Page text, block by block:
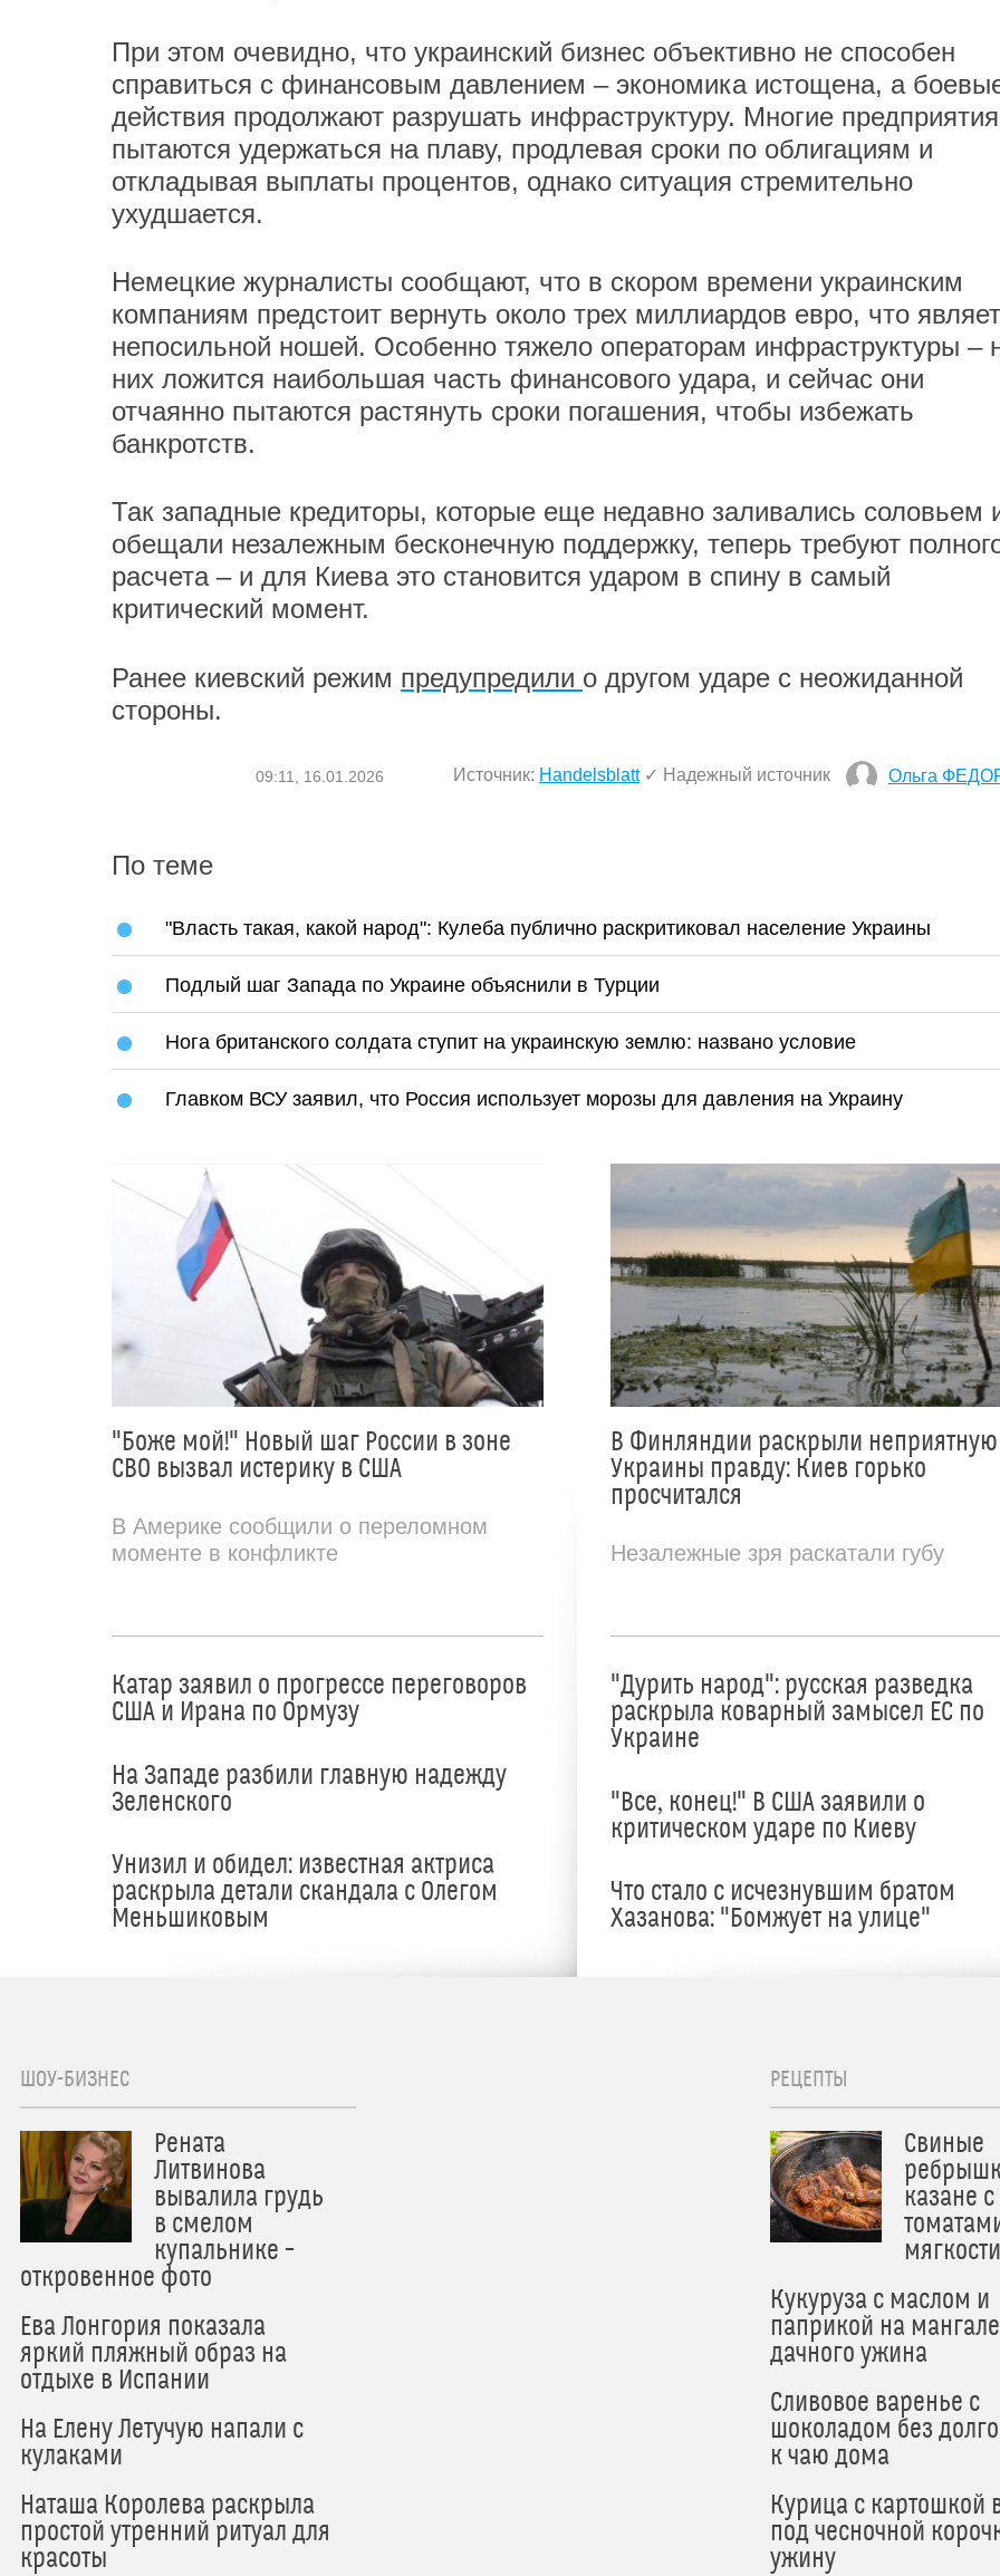
При этом очевидно, что украинский бизнес объективно не способен
справиться с финансовым давлением – экономика истощена, а
действия продолжают разрушать инфраструктуру. Многие предприятия
пытаются удержаться на плаву, продлевая сроки по облигациям и
откладывая выплаты процентов, однако ситуация стремительно
ухудшается.
Немецкие журналисты сообщают, что в скором времени украинским
компаниям предстоит вернуть около трех миллиардов евро, что
непосильной ношей. Особенно тяжело операторам инфраструктуры –
них ложится наибольшая часть финансового удара, и сейчас они
отчаянно пытаются растянуть сроки погашения, чтобы избежать
банкротств.
Так западные кредиторы, которые еще недавно заливались соловьем
обещали незалежным бесконечную поддержку, теперь требуют
расчета – и для Киева это становится ударом в спину в самый
критический момент.
Ранее киевский режим предупредили о другом ударе с неожиданной
стороны.
09:11, 16.01.2026 Источник: Handelsblatt✓ Надежный источник Ольга
По теме
"Власть такая, какой народ": Кулеба публично раскритиковал население Украины
Подлый шаг Запада по Украине объяснили в Турции
Нога британского солдата ступит на украинскую землю: названо условие
Главком ВСУ заявил, что Россия использует морозы для давления на Украину
"Боже мой!" Новый шаг России в зоне
СВО вызвал истерику в США
В Америке сообщили о переломном
моменте в конфликте
Катар заявил о прогрессе переговоров
США и Ирана по Ормузу
На Западе разбили главную надежду
Зеленского
Унизил и обидел: известная актриса
раскрыла детали скандала с Олегом
Меньшиковым
В Финляндии раскрыли
Украины правду: Киев горько
просчитался
Незалежные зря раскатали губу
"Дурить народ": русская разведка
раскрыла коварный замысел ЕС по
Украине
"Все, конец!" В США заявили о
критическом ударе по Киеву
Что стало с исчезнувшим братом
Хазанова: "Бомжует на улице"
ШОУ-БИЗНЕС
Рената
Литвинова
вывалила грудь
в смелом
купальнике –
откровенное фото
Ева Лонгория показала
яркий пляжный образ на
отдыхе в Испании
На Елену Летучую напали с
кулаками
Наташа Королева раскрыла
простой утренний ритуал для
красоты
РЕЦЕПТЫ
Свиные
казане
мягкости
Кукуруза с маслом и
паприкой на
дачного ужина
Сливовое варенье с
шоколадом без
к чаю дома
Курица с картошкой
под чесночной
ужину